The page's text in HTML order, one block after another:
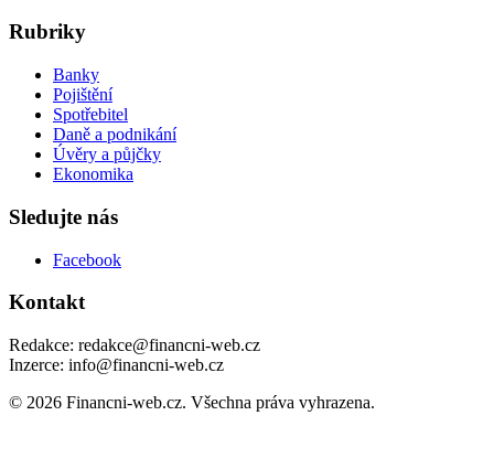
Rubriky
Banky
Pojištění
Spotřebitel
Daně a podnikání
Úvěry a půjčky
Ekonomika
Sledujte nás
Facebook
Kontakt
Redakce: redakce@financni-web.cz
Inzerce: info@financni-web.cz
© 2026 Financni-web.cz. Všechna práva vyhrazena.